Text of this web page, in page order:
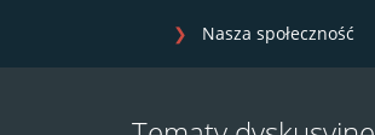
Nasza społeczność